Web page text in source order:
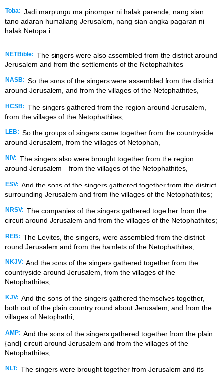
Toba: Jadi marpungu ma pinompar ni halak parende, nang sian
tano adaran humaliang Jerusalem, nang sian angka pagaran ni
halak Netopa i.
NETBible: The singers were also assembled from the district around
Jerusalem and from the settlements of the Netophathites
NASB: So the sons of the singers were assembled from the district
around Jerusalem, and from the villages of the Netophathites,
HCSB: The singers gathered from the region around Jerusalem,
from the villages of the Netophathites,
LEB: So the groups of singers came together from the countryside
around Jerusalem, from the villages of Netophah,
NIV: The singers also were brought together from the region
around Jerusalem—from the villages of the Netophathites,
ESV: And the sons of the singers gathered together from the district
surrounding Jerusalem and from the villages of the Netophathites;
NRSV: The companies of the singers gathered together from the
circuit around Jerusalem and from the villages of the Netophathites;
REB: The Levites, the singers, were assembled from the district
round Jerusalem and from the hamlets of the Netophathites,
NKJV: And the sons of the singers gathered together from the
countryside around Jerusalem, from the villages of the
Netophathites,
KJV: And the sons of the singers gathered themselves together,
both out of the plain country round about Jerusalem, and from the
villages of Netophathi;
AMP: And the sons of the singers gathered together from the plain
{and} circuit around Jerusalem and from the villages of the
Netophathites,
NLT: The singers were brought together from Jerusalem and its